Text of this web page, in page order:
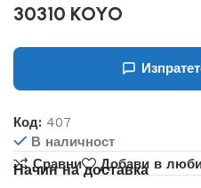
30310 KOYO
Код: 407
В наличност
Сравни
Добави в
Начин на доставка